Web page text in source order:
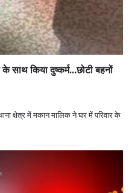
साथ किया दुष्कर्म…छोटी बहनों
क्षेत्र में मकान मालिक ने घर में परिवार के